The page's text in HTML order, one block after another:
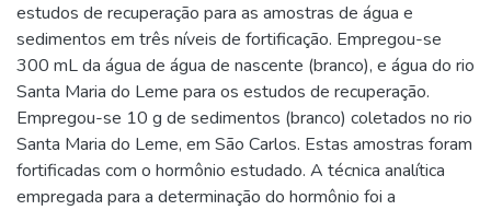
estudos de recuperação para as amostras de água e
sedimentos em três níveis de fortificação. Empregou-se
300 mL da água de água de nascente (branco), e água do rio
Santa Maria do Leme para os estudos de recuperação.
Empregou-se 10 g de sedimentos (branco) coletados no rio
Santa Maria do Leme, em São Carlos. Estas amostras foram
fortificadas com o hormônio estudado. A técnica analítica
empregada para a determinação do hormônio foi a